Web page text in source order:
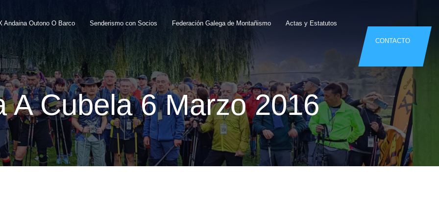
Andaina Outono O Barco Senderismo con Socios Federación Galega de Montañismo Actas y Estatutos
CONTACTO
A Cubela 6 Marzo 2016